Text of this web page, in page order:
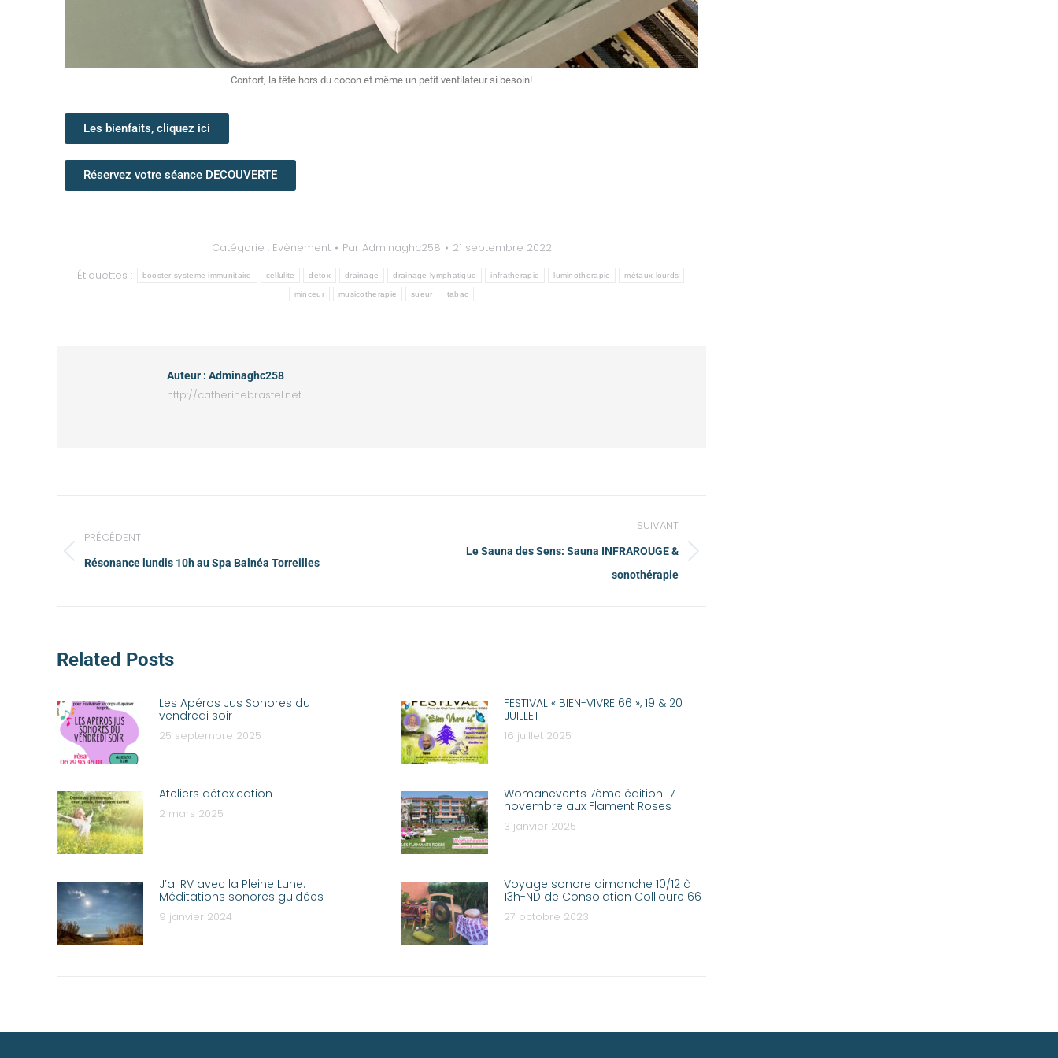
Confort, la tête hors du cocon et même un petit ventilateur si besoin!
Les bienfaits, cliquez ici
Réservez votre séance DECOUVERTE
Catégorie : Evènement Par Adminaghc258
21 septembre 2022
Étiquettes :
booster systeme immunitaire cellulite detox drainage drainage lymphatique infratherapie luminotherapie métaux lourds
minceur musicotherapie sueur tabac
Auteur : Adminaghc258
http://catherinebrastel.net
PRÉCÉDENT
Résonance lundis 10h au Spa Balnéa Torreilles
SUIVANT
Le Sauna des Sens: Sauna INFRAROUGE &
sonothérapie
Related Posts
Les Apéros Jus Sonores du
vendredi soir
25 septembre 2025
FESTIVAL « BIEN-VIVRE 66 », 19 & 20
JUILLET
16 juillet 2025
Ateliers détoxication
2 mars 2025
Womanevents 7ème édition 17
novembre aux Flament Roses
3 janvier 2025
J’ai RV avec la Pleine Lune:
Méditations sonores guidées
9 janvier 2024
Voyage sonore dimanche 10/12 à
13h-ND de Consolation Collioure 66
27 octobre 2023